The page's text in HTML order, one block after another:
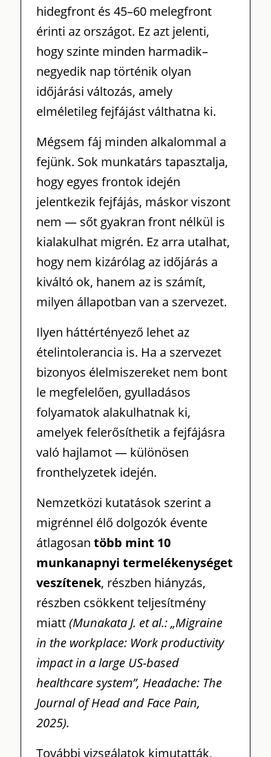
hidegfront és 45–60 melegfront
érinti az országot. Ez azt jelenti,
hogy szinte minden harmadik–
negyedik nap történik olyan
időjárási változás, amely
elméletileg fejfájást válthatna ki.
Mégsem fáj minden alkalommal a
fejünk. Sok munkatárs tapasztalja,
hogy egyes frontok idején
jelentkezik fejfájás, máskor viszont
nem — sőt gyakran front nélkül is
kialakulhat migrén. Ez arra utalhat,
hogy nem kizárólag az időjárás a
kiváltó ok, hanem az is számít,
milyen állapotban van a szervezet.
Ilyen háttértényező lehet az
ételintolerancia is. Ha a szervezet
bizonyos élelmiszereket nem bont
le megfelelően, gyulladásos
folyamatok alakulhatnak ki,
amelyek felerősíthetik a fejfájásra
való hajlamot — különösen
fronthelyzetek idején.
Nemzetközi kutatások szerint a
migrénnel élő dolgozók évente
átlagosan több mint 10
munkanapnyi termelékenységet
veszítenek, részben hiányzás,
részben csökkent teljesítmény
miatt(Munakata J. et al.: „Migraine
in the workplace: Work productivity
impact in a large US-based
healthcare system”, Headache: The
Journal of Head and Face Pain,
2025).
További vizsgálatok kimutatták,